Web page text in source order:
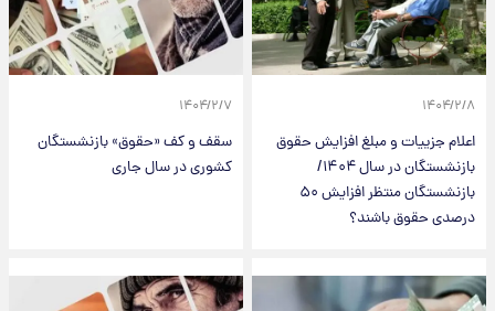
۱۴۰۴/۲/۸
اعلام جزییات و مبلغ افزایش حقوق
بازنشستگان در سال ۱۴۰۴/
بازنشستگان منتظر افزایش ۵۰
درصدی حقوق باشند؟
۱۴۰۴/۲/۷
سقف و کف «حقوق» بازنشستگان
کشوری در سال جاری